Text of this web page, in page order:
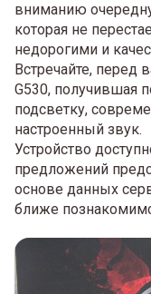
вниманию
которая не
недорогими и
Встречайте, перед
G530, получившая
подсветку,
настроенный звук.
Устройство
предложений
основе данных
ближе